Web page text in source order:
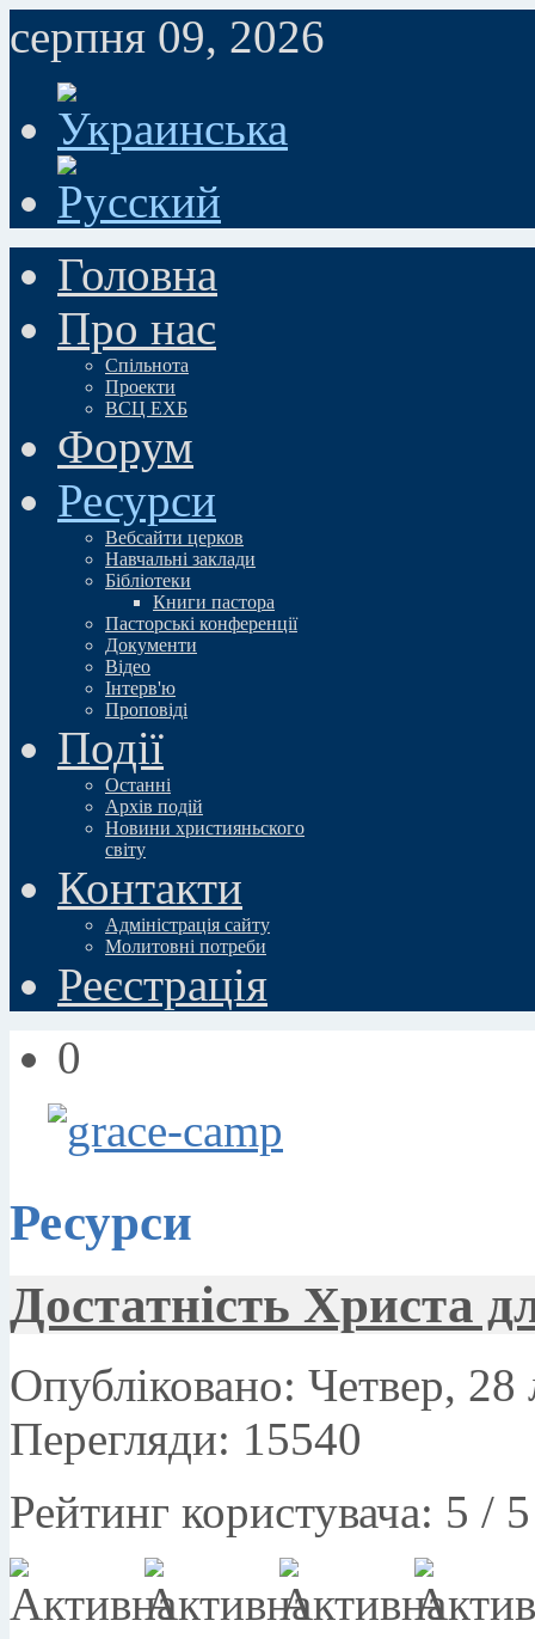
серпня 09, 2026
Головна
Про нас
Спільнота
Проекти
ВСЦ ЕХБ
Форум
Ресурси
Вебсайти церков
Навчальні заклади
Бібліотеки
Книги пастора
Пасторські конференції
Документи
Відео
Iнтерв'ю
Проповіді
Події
Останні
Архів подій
Новини християньского
свiту
Контакти
Адміністрація сайту
Молитовні потреби
Реєстрація
0
Ресурси
Достатність Христа
Опубліковано: Четвер,
Перегляди: 15540
Рейтинг користувача: 5 / 5